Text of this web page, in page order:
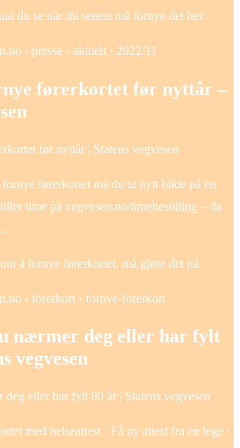
du se når du senest må fornye det her.
› presse › aktuelt › 2022/11
førerkortet før nyttår –
før nyttår | Statens vegvesen
førerkortet må du ta nytt bilde på en
time på vegvesen.no/timebestilling – da
…
å fornye førerkortet, må gjøre det nå.
› forerkort › fornye-forerkort
nærmer deg eller har fylt
vegvesen
eller har fylt 80 år | Statens vegvesen
med helseattest · Få ny attest fra en lege ·